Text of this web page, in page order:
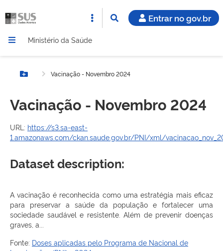
Entrar no gov.br
Ministério da Saúde
Botão MenuVacinação - Novembro 2024
Vacinação - Novembro 2024
URL: https://s3.sa-east-
1.amazonaws.com/ckan.saude.gov.br/PNI/xml/
Dataset description:
A vacinação é reconhecida como uma estratégia mais eficaz
para preservar a saúde da população e fortalecer uma
sociedade saudável e resistente. Além de prevenir doenças
graves, a...
Fonte: Doses aplicadas pelo Programa de Nacional de